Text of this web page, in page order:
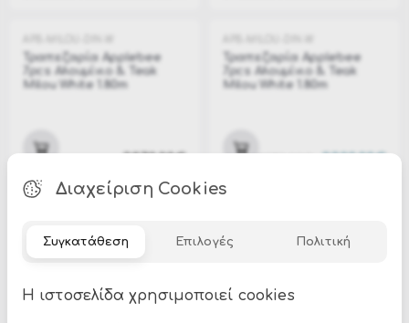
Τραπεζαρία Applebee
7pcs Αλουμίνιο & Teak
Milou White 1.80m
Τραπεζαρία Applebee
7pcs Αλουμίνιο & Teak
Milou White 1.80m
Διαχείριση Cookies
Συγκατάθεση Επιλογές Πολιτική
Η ιστοσελίδα χρησιμοποιεί cookies